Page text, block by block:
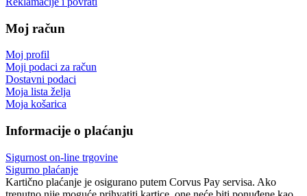
Moj račun
Moj profil
Moji podaci za račun
Dostavni podaci
Moja lista želja
Moja košarica
Informacije o plaćanju
Sigurnost on-line trgovine
Sigurno plaćanje
Kartično plaćanje je osigurano putem Corvus Pay servisa. Ako